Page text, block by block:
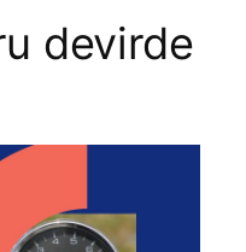
devirde